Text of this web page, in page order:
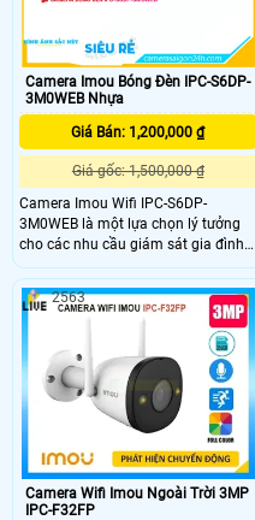
Camera Imou Bóng Đèn IPC-S6DP-
3M0WEB Nhựa
Giá Bán: 1,200,000 ₫
Giá gốc: 1,500,000 ₫
Camera Imou Wifi IPC-S6DP-
3M0WEB là một lựa chọn lý tưởng
cho các nhu cầu giám sát gia đình
hoặc văn phòng, với sự kết hợp giữa
chất lượng hình ảnh tốt tính năng
thông minh và khả năng kết nối linh
Camera Wifi Imou Ngoài Trời 3MP
IPC-F32FP
2563